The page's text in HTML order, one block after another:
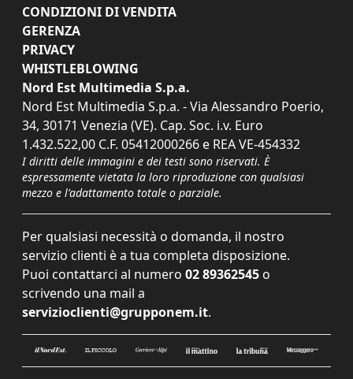
CONDIZIONI DI VENDITA
GERENZA
PRIVACY
WHISTLEBLOWING
Nord Est Multimedia S.p.a.
Nord Est Multimedia S.p.a. - Via Alessandro Poerio,
34, 30171 Venezia (VE). Cap. Soc. i.v. Euro
1.432.522,00 C.F. 05412000266 e REA VE-454332
I diritti delle immagini e dei testi sono riservati. È
espressamente vietata la loro riproduzione con qualsiasi
mezzo e l'adattamento totale o parziale.
Per qualsiasi necessità o domanda, il nostro
servizio clienti è a tua completa disposizione.
Puoi contattarci al numero 02 89362545 o
scrivendo una mail a
servizioclienti@grupponem.it.